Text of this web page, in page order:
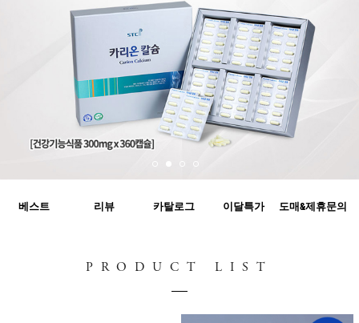
베스트 리뷰 카탈로그 이달특가 도매&제휴문의
PRODUCT LIST